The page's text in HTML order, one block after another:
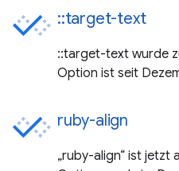
::target-text
::target-text wurde
Option ist seit
ruby-align
„ruby-align“ ist jetzt